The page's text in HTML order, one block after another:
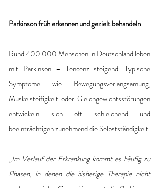
Parkinson früh erkennen und gezielt behandeln
Rund 400.000 Menschen in Deutschland leben
mit Parkinson – Tendenz steigend. Typische
Symptome wie Bewegungsverlangsamung,
Muskelsteifigkeit oder Gleichgewichtsstörungen
entwickeln sich oft schleichend und
„Im Verlauf der Erkrankung kommt es häufig zu
Phasen, in denen die bisherige Therapie nicht